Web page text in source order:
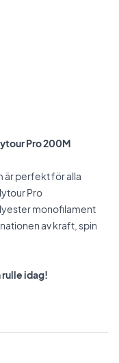
Pro 200M
är perfekt för alla
Pro
monofilament
av kraft, spin
idag!